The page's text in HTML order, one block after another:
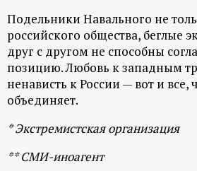
Подельники Навального не
российского общества, беглые
друг с другом не способны
позицию. Любовь к западным
ненависть к России — вот и все,
объединяет.
* Экстремистская организация
** СМИ-иноагент